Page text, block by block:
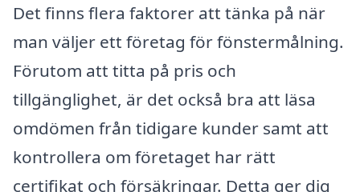
Det finns flera faktorer att tänka på när
man väljer ett företag för fönstermålning.
Förutom att titta på pris och
tillgänglighet, är det också bra att läsa
omdömen från tidigare kunder samt att
kontrollera om företaget har rätt
certifikat och försäkringar. Detta ger dig